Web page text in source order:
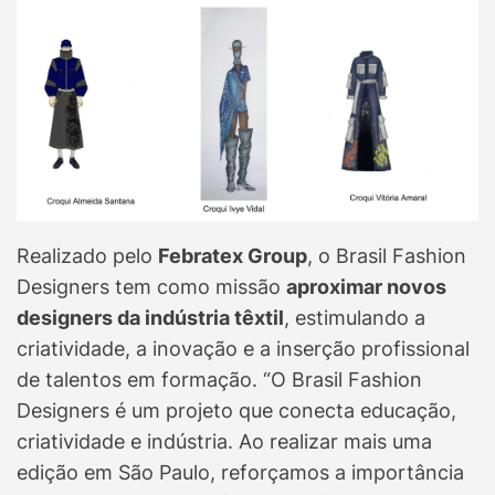
Realizado pelo Febratex Group, o Brasil Fashion
Designers tem como missão aproximar novos
designers da indústria têxtil, estimulando a
criatividade, a inovação e a inserção profissional
de talentos em formação. “O Brasil Fashion
Designers é um projeto que conecta educação,
criatividade e indústria. Ao realizar mais uma
edição em São Paulo, reforçamos a importância